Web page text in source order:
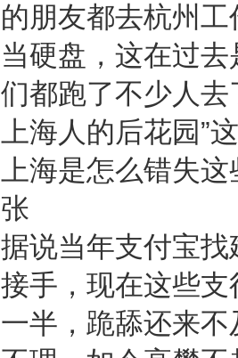
的朋友都去杭州
当硬盘，这在过
们都跑了不少人
上海人的后花园”
上海是怎么错失
张
据说当年支付宝
接手，现在这些
一半，跪舔还来